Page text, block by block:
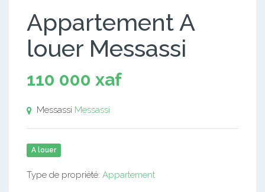
Appartement A
louer Messassi
110 000 xaf
Messassi Messassi
A louer
Type de propriété: Appartement